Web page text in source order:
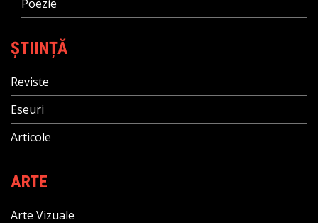
Poezie
ȘTIINȚĂ
Reviste
Eseuri
Articole
ARTE
Arte Vizuale